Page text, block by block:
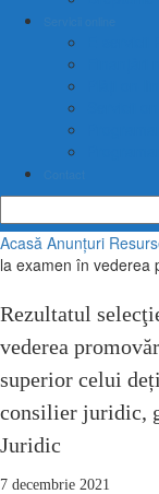
Acasă Anunțuri
la examen în vederea
Rezultatul
vederea
superior celui
consilier juridic,
Juridic
7 decembrie 2021